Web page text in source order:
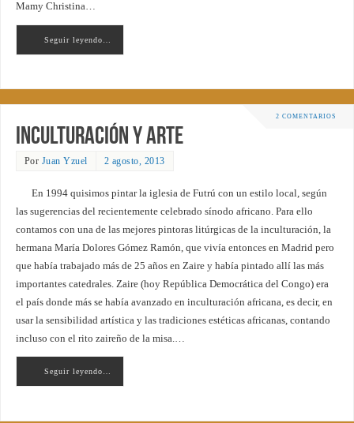
Mamy Christina…
Seguir leyendo…
2 COMENTARIOS
Inculturación y arte
Por Juan Yzuel 2 agosto, 2013
En 1994 quisimos pintar la iglesia de Futrú con un estilo local, según
las sugerencias del recientemente celebrado sínodo africano. Para ello
contamos con una de las mejores pintoras litúrgicas de la inculturación, la
hermana María Dolores Gómez Ramón, que vivía entonces en Madrid pero
que había trabajado más de 25 años en Zaire y había pintado allí las más
importantes catedrales. Zaire (hoy República Democrática del Congo) era
el país donde más se había avanzado en inculturación africana, es decir, en
usar la sensibilidad artística y las tradiciones estéticas africanas, contando
incluso con el rito zaireño de la misa.…
Seguir leyendo…